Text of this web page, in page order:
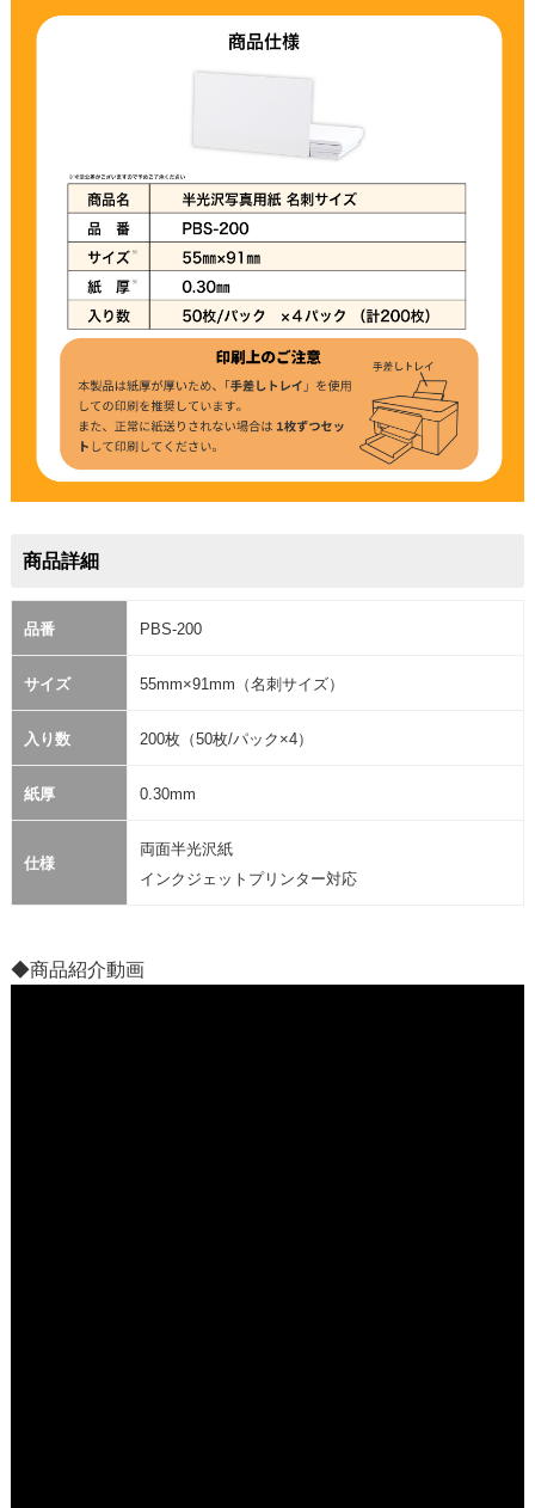
商品詳細
品番 PBS-200
サイズ 55mm×91mm（名刺サイズ）
入り数 200枚（50枚/パック×4）
紙厚 0.30mm
仕様
両面半光沢紙
インクジェットプリンター対応
◆商品紹介動画